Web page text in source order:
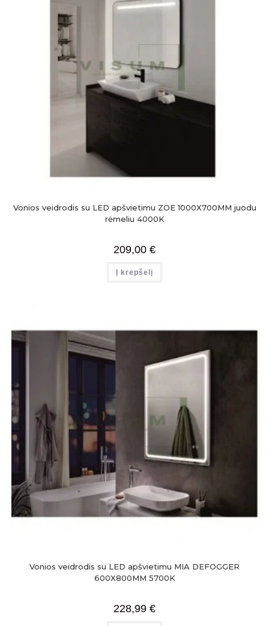
Vonios veidrodis su LED apšvietimu ZOE 1000X700MM juodu
rėmeliu 4000K
209,00 €
Į krepšelį
Vonios veidrodis su LED apšvietimu MIA DEFOGGER
600X800MM 5700K
228,99 €